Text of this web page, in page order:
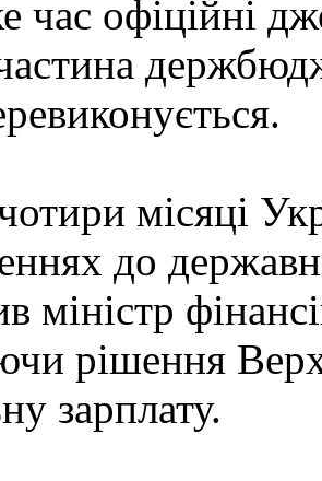
час офіційні
місяці
до
міністр
рішення
зарплату.